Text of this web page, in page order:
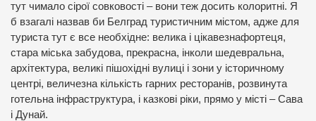
тут чимало сірої совковості – вони теж досить колоритні. Я
б взагалі назвав би Белград туристичним містом, адже для
туриста тут є все необхідне: велика і цікавезнафортеця,
стара міська забудова, прекрасна, інколи шедевральна,
архітектура, великі пішохідні вулиці і зони у історичному
центрі, величезна кількість гарних ресторанів, розвинута
готельна інфраструктура, і казкові ріки, прямо у місті – Сава
і Дунай.